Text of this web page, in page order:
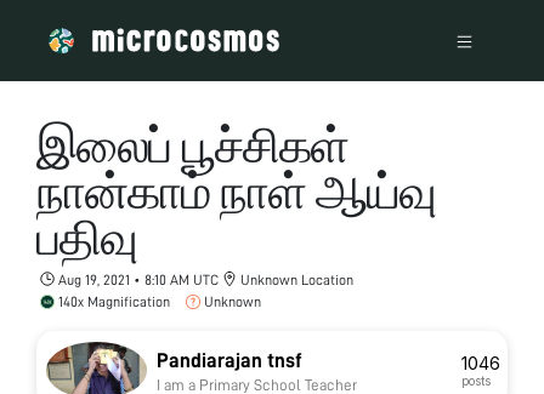
இலைப் பூச்சிகள்
நான்காம் நாள் ஆய்வு
பதிவு
Aug 19, 2021 • 8:10 AM UTC
Unknown Location
140x Magnification
Unknown
Pandiarajan tnsf
I am a Primary School Teacher
1046
posts